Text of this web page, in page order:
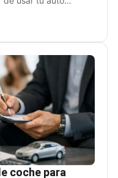
coche para